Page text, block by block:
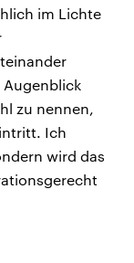
im Lichte
zu nennen,
Ich
wird das